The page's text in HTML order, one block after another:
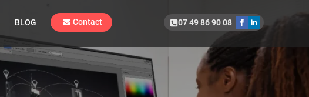
BLOG Contact 07 49 86 90 08